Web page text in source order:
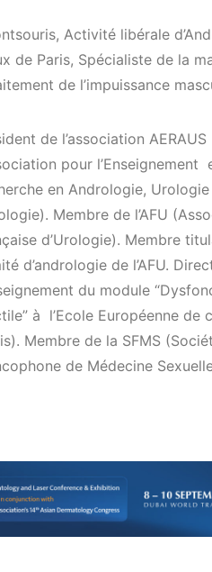
Activité libérale
de Paris, Spécialiste de la
de l’impuissance
de l’association AERAUS
pour l’Enseignement
en Andrologie,
Membre de l’AFU
d’Urologie). Membre
d’andrologie de l’AFU.
du module
à l’Ecole Européenne de
Membre de la SFMS
de Médecine